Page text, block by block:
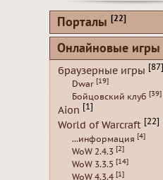
Порталы [22]
Онлайновые игры
браузерные игры [87]
Dwar [19]
Бойцовский клуб [39]
Aion [1]
World of Warcraft [22]
...информация [4]
WoW 2.4.3 [2]
WoW 3.3.5 [14]
WoW 4.3.4 [1]